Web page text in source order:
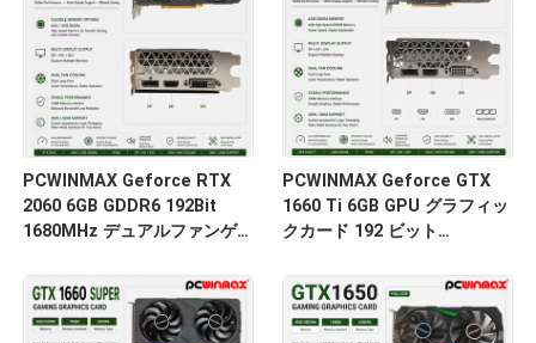
PCWINMAX Geforce RTX
2060 6GB GDDR6 192Bit
1680MHz デュアルファンゲ
HD/DP/DVI デスクトップ・コ
ンピュータ向け
PCWINMAX Geforce GTX
1660 Ti 6GB GPU グラフィッ
クカード 192 ビット
DVI 14Gbps メモリ